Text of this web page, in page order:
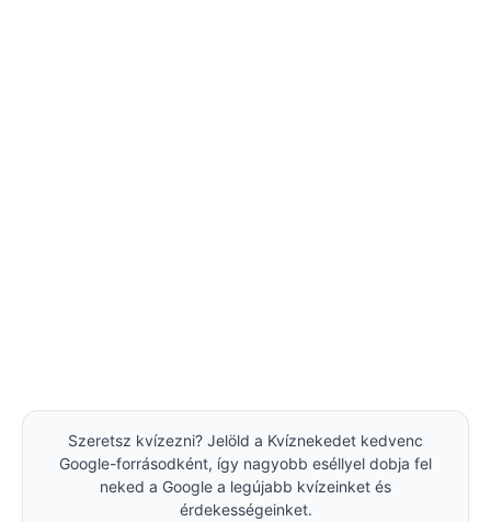
Szeretsz kvízezni? Jelöld a Kvíznekedet kedvenc
Google-forrásodként, így nagyobb eséllyel dobja fel
neked a Google a legújabb kvízeinket és
érdekességeinket.